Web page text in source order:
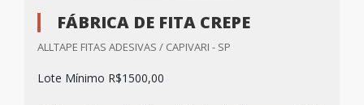
FÁBRICA DE FITA CREPE
ALLTAPE FITAS ADESIVAS / CAPIVARI - SP
Lote Mínimo R$1500,00